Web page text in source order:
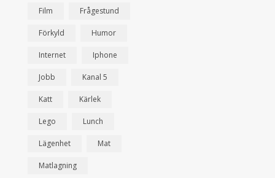
Film Frågestund
Förkyld Humor
Internet Iphone
Jobb Kanal 5
Katt Kärlek
Lego Lunch
Lägenhet Mat
Matlagning